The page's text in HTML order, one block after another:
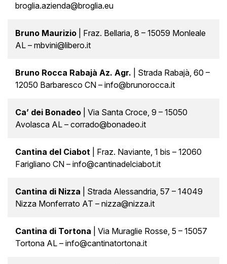
broglia.azienda@broglia.eu
Bruno Maurizio | Fraz. Bellaria, 8 – 15059 Monleale
AL – mbvini@libero.it
Bruno Rocca Rabajà Az. Agr. | Strada Rabajà, 60 –
12050 Barbaresco CN – info@brunorocca.it
Ca’ dei Bonadeo | Via Santa Croce, 9 – 15050
Avolasca AL – corrado@bonadeo.it
Cantina del Ciabot | Fraz. Naviante, 1 bis – 12060
Farigliano CN – info@cantinadelciabot.it
Cantina di Nizza | Strada Alessandria, 57 – 14049
Nizza Monferrato AT – nizza@nizza.it
Cantina di Tortona | Via Muraglie Rosse, 5 – 15057
Tortona AL – info@cantinatortona.it